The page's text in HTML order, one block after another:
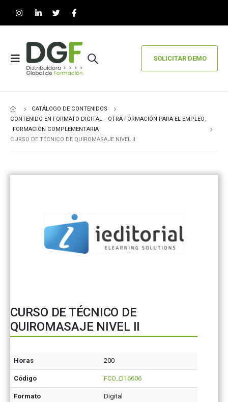
SOLICITAR DEMO
CATÁLOGO DE CONTENIDOS
CONTENIDO EN FORMATO DIGITAL, OTRA FORMACIÓN PARA EL EMPLEO,
FORMACIÓN COMPLEMENTARIA
CURSO DE TÉCNICO DE QUIROMASAJE NIVEL II
CURSO DE TÉCNICO DE
QUIROMASAJE NIVEL II
Horas 200
Código FCO_D16606
Formato Digital